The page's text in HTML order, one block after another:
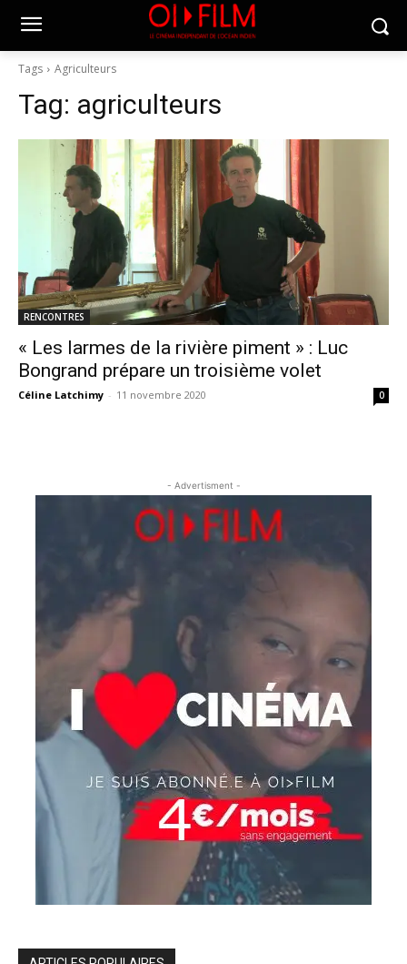
Tags Agriculteurs
Tag: agriculteurs
RENCONTRES
« Les larmes de la rivière piment » : Luc
Bongrand prépare un troisième volet
Céline Latchimy - 11 novembre 2020 0
- Advertisment -